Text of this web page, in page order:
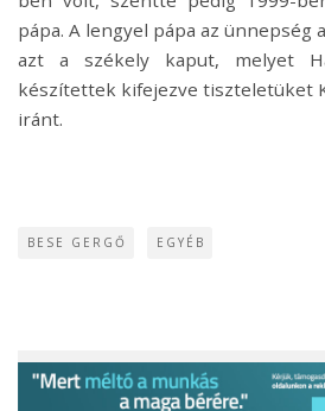
pápa. A lengyel pápa az ünnepség
azt a székely kaput, melyet
készítettek kifejezve tiszteletüket
iránt.
BESE GERGŐ EGYÉB